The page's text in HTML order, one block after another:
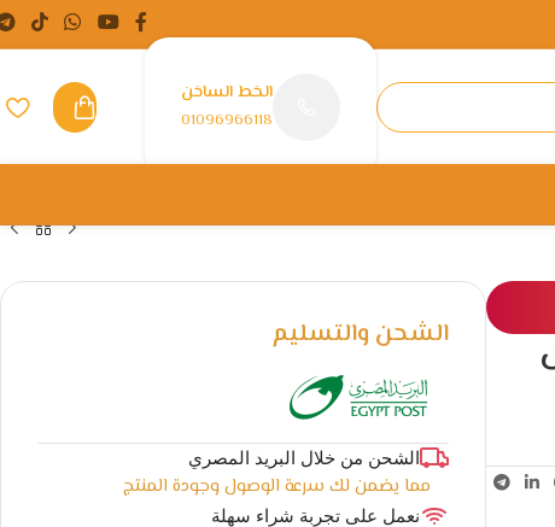
الخط الساخن
01096966118
الشحن والتسليم
الشحن من خلال البريد المصري
مما يضمن لك سرعة الوصول وجودة المنتج
نعمل على تجربة شراء سهلة